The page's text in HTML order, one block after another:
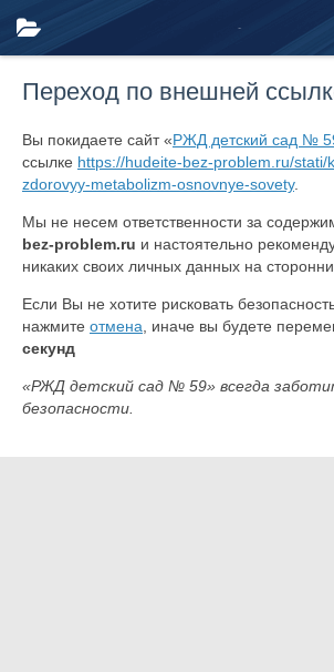
Переход по внешней
Вы покидаете сайт «РЖД детский сад №
ссылке https://hudeite-bez-problem.ru/stati/
zdorovyy-metabolizm-osnovnye-sovety.
Мы не несем ответственности за
bez-problem.ru и настоятельно
никаких своих личных данных на
Если Вы не хотите рисковать
нажмите отмена , иначе вы будете
секунд
«РЖД детский сад № 59» всегда
безопасности.